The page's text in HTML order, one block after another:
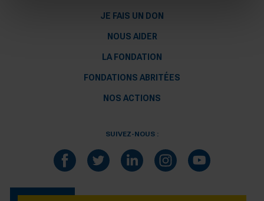
JE FAIS UN DON
NOUS AIDER
LA FONDATION
FONDATIONS ABRITÉES
NOS ACTIONS
SUIVEZ-NOUS :